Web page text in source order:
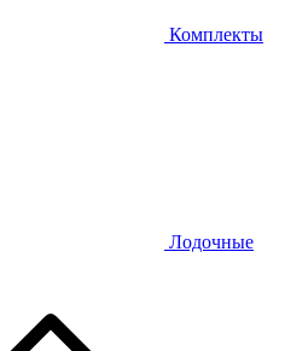
Комплекты
Лодочные